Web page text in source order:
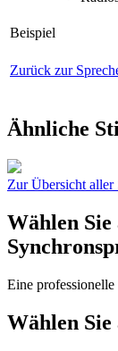
Beispiel
Zurück zur
Ähnliche
Zur Übersicht aller
Wählen
Eine
Wählen Sie